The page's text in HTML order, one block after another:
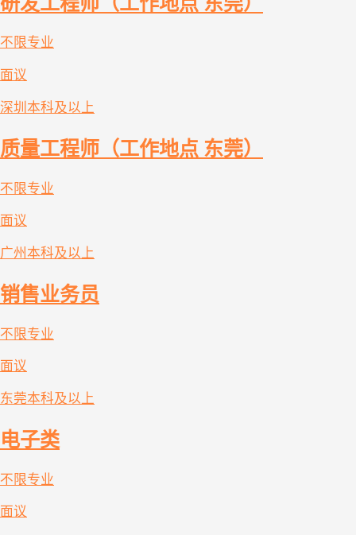
不限专业
面议
深圳 本科及以上
质量工程师（工作地点 东莞）
不限专业
面议
广州 本科及以上
销售业务员
不限专业
面议
东莞本科及以上
电子类
不限专业
面议